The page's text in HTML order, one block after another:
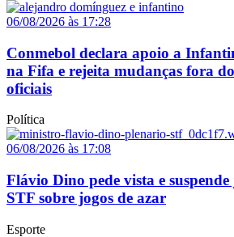
06/08/2026 às 17:28
Conmebol declara apoio a
na Fifa e rejeita mudanças fora
oficiais
Política
06/08/2026 às 17:08
Flávio Dino pede vista e
STF sobre jogos de azar
Esporte